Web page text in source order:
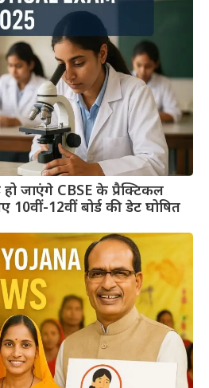
जाएंगे CBSE के प्रैक्टिकल
12वीं बोर्ड की डेट घोषित